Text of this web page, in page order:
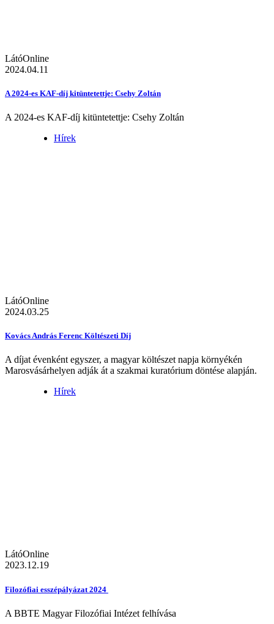
LátóOnline
2024.04.11
A 2024-es KAF-díj kitüntetettje: Csehy Zoltán
A 2024-es KAF-díj kitüntetettje: Csehy Zoltán
Hírek
LátóOnline
2024.03.25
Kovács András Ferenc Költészeti Díj
A díjat évenként egyszer, a magyar költészet napja környékén
Marosvásárhelyen adják át a szakmai kuratórium döntése alapján.
Hírek
LátóOnline
2023.12.19
Filozófiai esszépályázat 2024
A BBTE Magyar Filozófiai Intézet felhívása